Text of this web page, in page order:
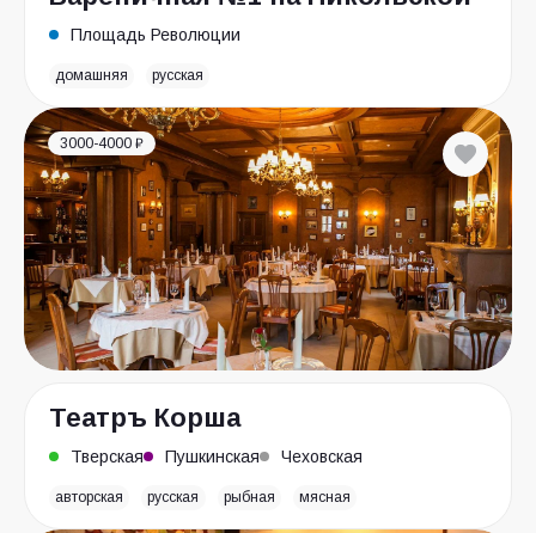
Площадь Революции
домашняя русская
3000-4000 ₽
Театръ Корша
Тверская Пушкинская Чеховская
авторская русская рыбная мясная